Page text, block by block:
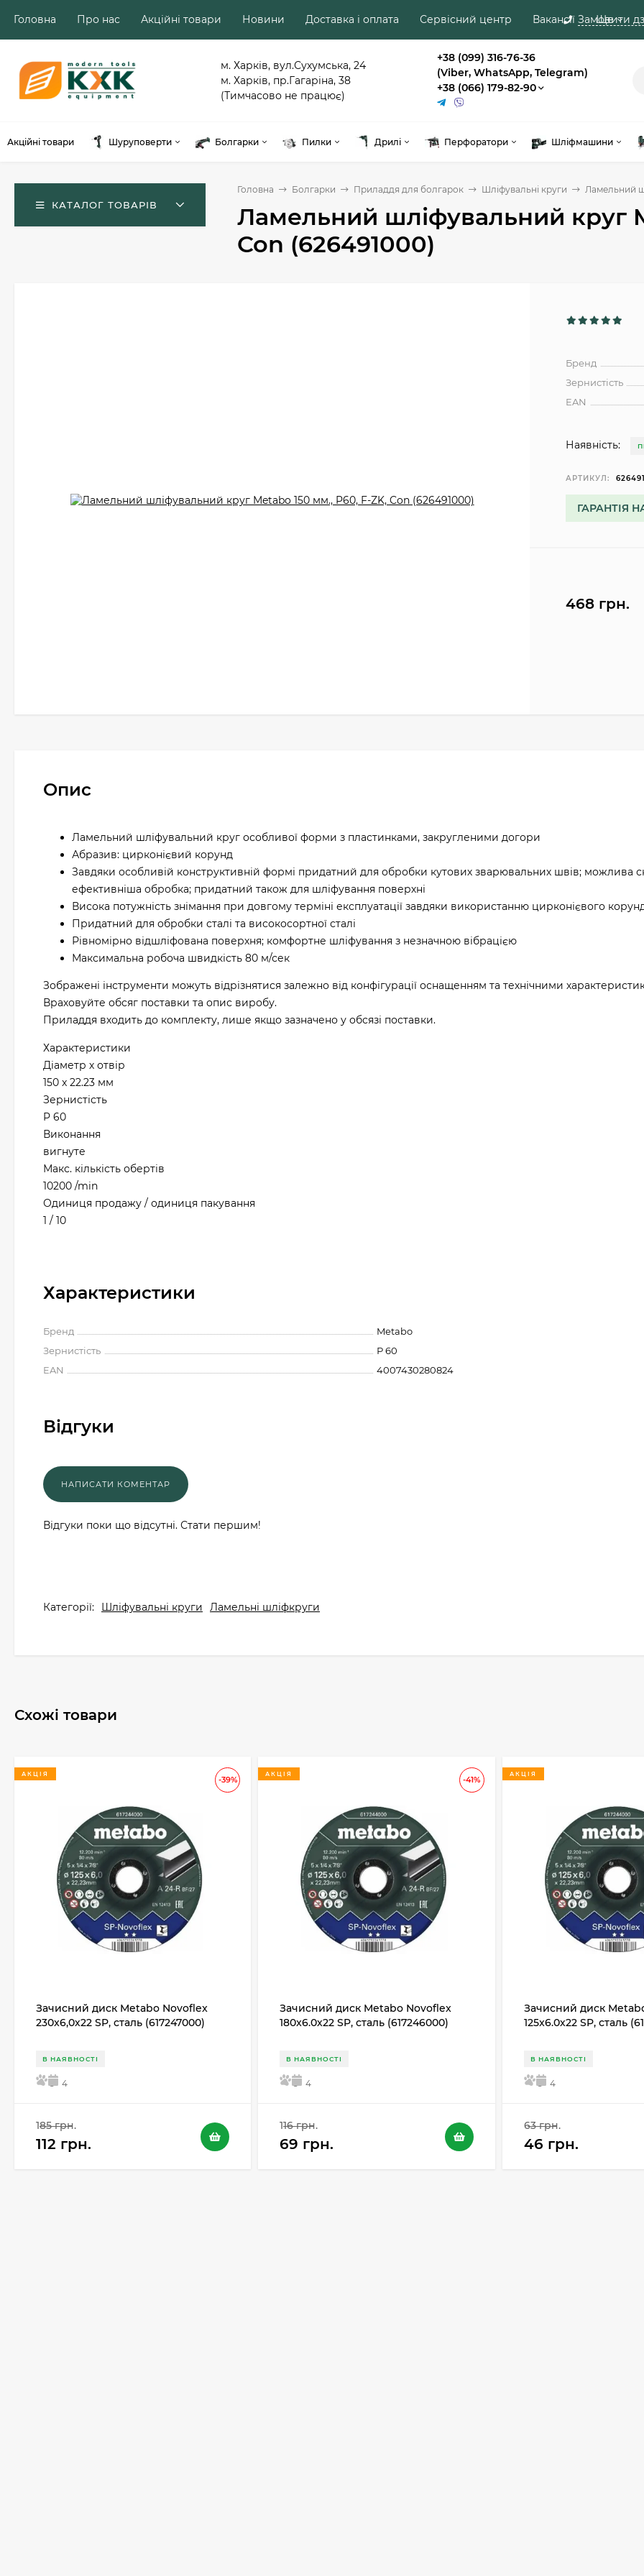
Замовити
Головна Про нас Акційні товари Новини Доставка і оплата Сервісний центр Вакансії Ще
м. Харків, вул.Сухумська, 24
м. Харків, пр.Гагаріна, 38
(Тимчасово не працює)
+38 (099) 316-76-36
(Viber, WhatsApp, Telegram)
+38 (066) 179-82-90
Акційні товари Шуруповерти Болгарки Пилки Дрилі Перфоратори Шліфмашини
КАТАЛОГ ТОВАРІВ
Головна Болгарки Приладдя для болгарок Шліфувальні круги Ламельний
Ламельний шліфувальний круг
Con (626491000)
Бренд
Зернистість
EAN
Наявність:
АРТИКУЛ:
ГАРАНТІЯ
468 грн.
Опис
Ламельний шліфувальний круг особливої форми з пластинками, закругленими догори
Абразив: цирконієвий корунд
Завдяки особливій конструктивній формі придатний для обробки кутових зварювальних швів; можлива
ефективніша обробка; придатний також для шліфування поверхні
Висока потужність знімання при довгому терміні експлуатації завдяки використанню цирконієвого
Придатний для обробки сталі та високосортної сталі
Рівномірно відшліфована поверхня; комфортне шліфування з незначною вібрацією
Максимальна робоча швидкість 80 м/сек
Зображені інструменти можуть відрізнятися залежно від конфігурації оснащенням та технічними
Враховуйте обсяг поставки та опис виробу.
Приладдя входить до комплекту, лише якщо зазначено у обсязі поставки.
Характеристики
Діаметр х отвір
150 x 22.23 мм
Зернистість
P 60
Виконання
вигнуте
Макс. кількість обертів
10200 /min
Одиниця продажу / одиниця пакування
1 / 10
Характеристики
Бренд
Metabo
Зернистість
Р 60
EAN
4007430280824
Відгуки
Відгуки поки що відсутні. Стати першим!
Категорії: Шліфувальні круги Ламельні шліфкруги
Схожі товари
-39%
АКЦІЯ
Зачисний диск Metabo Novoflex
230x6,0х22 SP, сталь (617247000)
В НАЯВНОСТІ
5 4
185 грн.
112 грн.
-41%
АКЦІЯ
Зачисний диск Metabo Novoflex
180x6.0х22 SP, сталь (617246000)
В НАЯВНОСТІ
5 4
116 грн.
69 грн.
АКЦІЯ
Зачисний диск
125x6.0х22 SP, сталь
В НАЯВНОСТІ
5 4
63 грн.
46 грн.